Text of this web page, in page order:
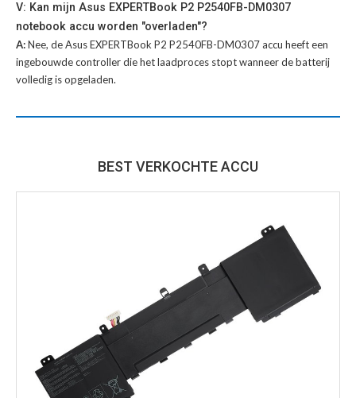
V: Kan mijn Asus EXPERTBook P2 P2540FB-DM0307
notebook accu worden "overladen"?
A:Nee, de Asus EXPERTBook P2 P2540FB-DM0307 accu heeft een
ingebouwde controller die het laadproces stopt wanneer de batterij
volledig is opgeladen.
BEST VERKOCHTE ACCU